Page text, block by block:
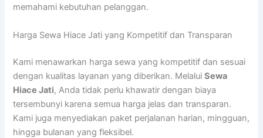
memahami kebutuhan pelanggan.
Harga Sewa Hiace Jati yang Kompetitif dan Transparan
Kami menawarkan harga sewa yang kompetitif dan sesuai
dengan kualitas layanan yang diberikan. MelaluiSewa
Hiace Jati, Anda tidak perlu khawatir dengan biaya
tersembunyi karena semua harga jelas dan transparan.
Kami juga menyediakan paket perjalanan harian, mingguan,
hingga bulanan yang fleksibel.